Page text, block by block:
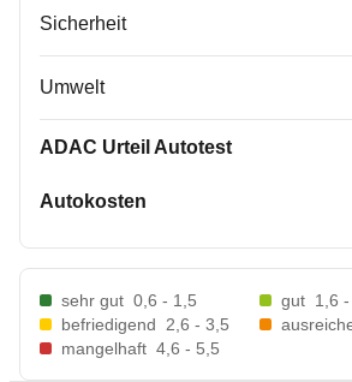
Sicherheit
Umwelt
ADAC Urteil Autotest
Autokosten
sehr gut 0,6 - 1,5 gut 1,6
befriedigend
2,6 - 3,5
mangelhaft 4,6 - 5,5